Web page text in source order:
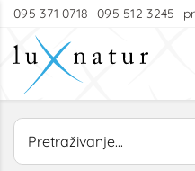
095 371 0718 095 512 3245